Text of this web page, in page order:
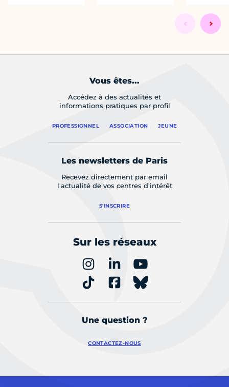
Vous êtes...
Accédez à des actualités et
informations pratiques par profil
PROFESSIONNEL ASSOCIATION JEUNE
Les newsletters de Paris
Recevez directement par email
l'actualité de vos centres d'intérêt
S'INSCRIRE
Sur les réseaux
Une question ?
CONTACTEZ-NOUS